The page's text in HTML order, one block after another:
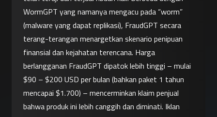
WormGPT yang namanya mengacu pada “worm”
(malware yang dapat replikasi), FraudGPT secara
terang-terangan menargetkan skenario penipuan
finansial dan kejahatan terencana. Harga
berlangganan FraudGPT dipatok lebih tinggi – mulai
$90 – $200 USD per bulan (bahkan paket 1 tahun
mencapai $1.700) – mencerminkan klaim penjual
bahwa produk ini lebih canggih dan diminati. Iklan